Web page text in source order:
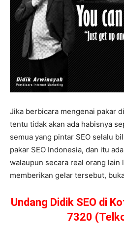
Jika berbicara mengenai pakar
tentu tidak akan ada habisnya
semua yang pintar SEO selalu
pakar SEO Indonesia, dan itu
walaupun secara real orang lain
memberikan gelar tersebut,
Undang Didik SEO di
7320